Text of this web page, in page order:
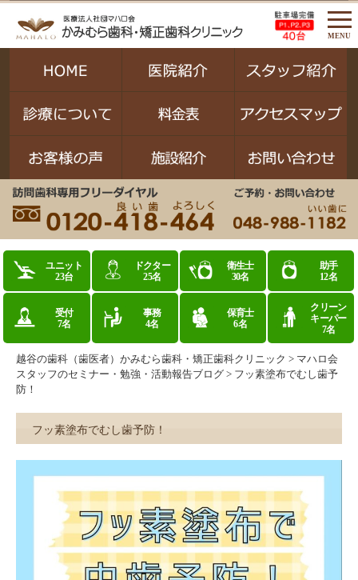
MENU
ユニット
23台
ドクター
25名
衛生士
30名
助手
12名
受付
7名
事務
4名
保育士
6名
クリーン
キーパー
7名
越谷の歯科（歯医者）かみむら歯科・矯正歯科クリニック > マハロ会
スタッフのセミナー・勉強・活動報告ブログ > フッ素塗布でむし歯予
防！
フッ素塗布でむし歯予防！